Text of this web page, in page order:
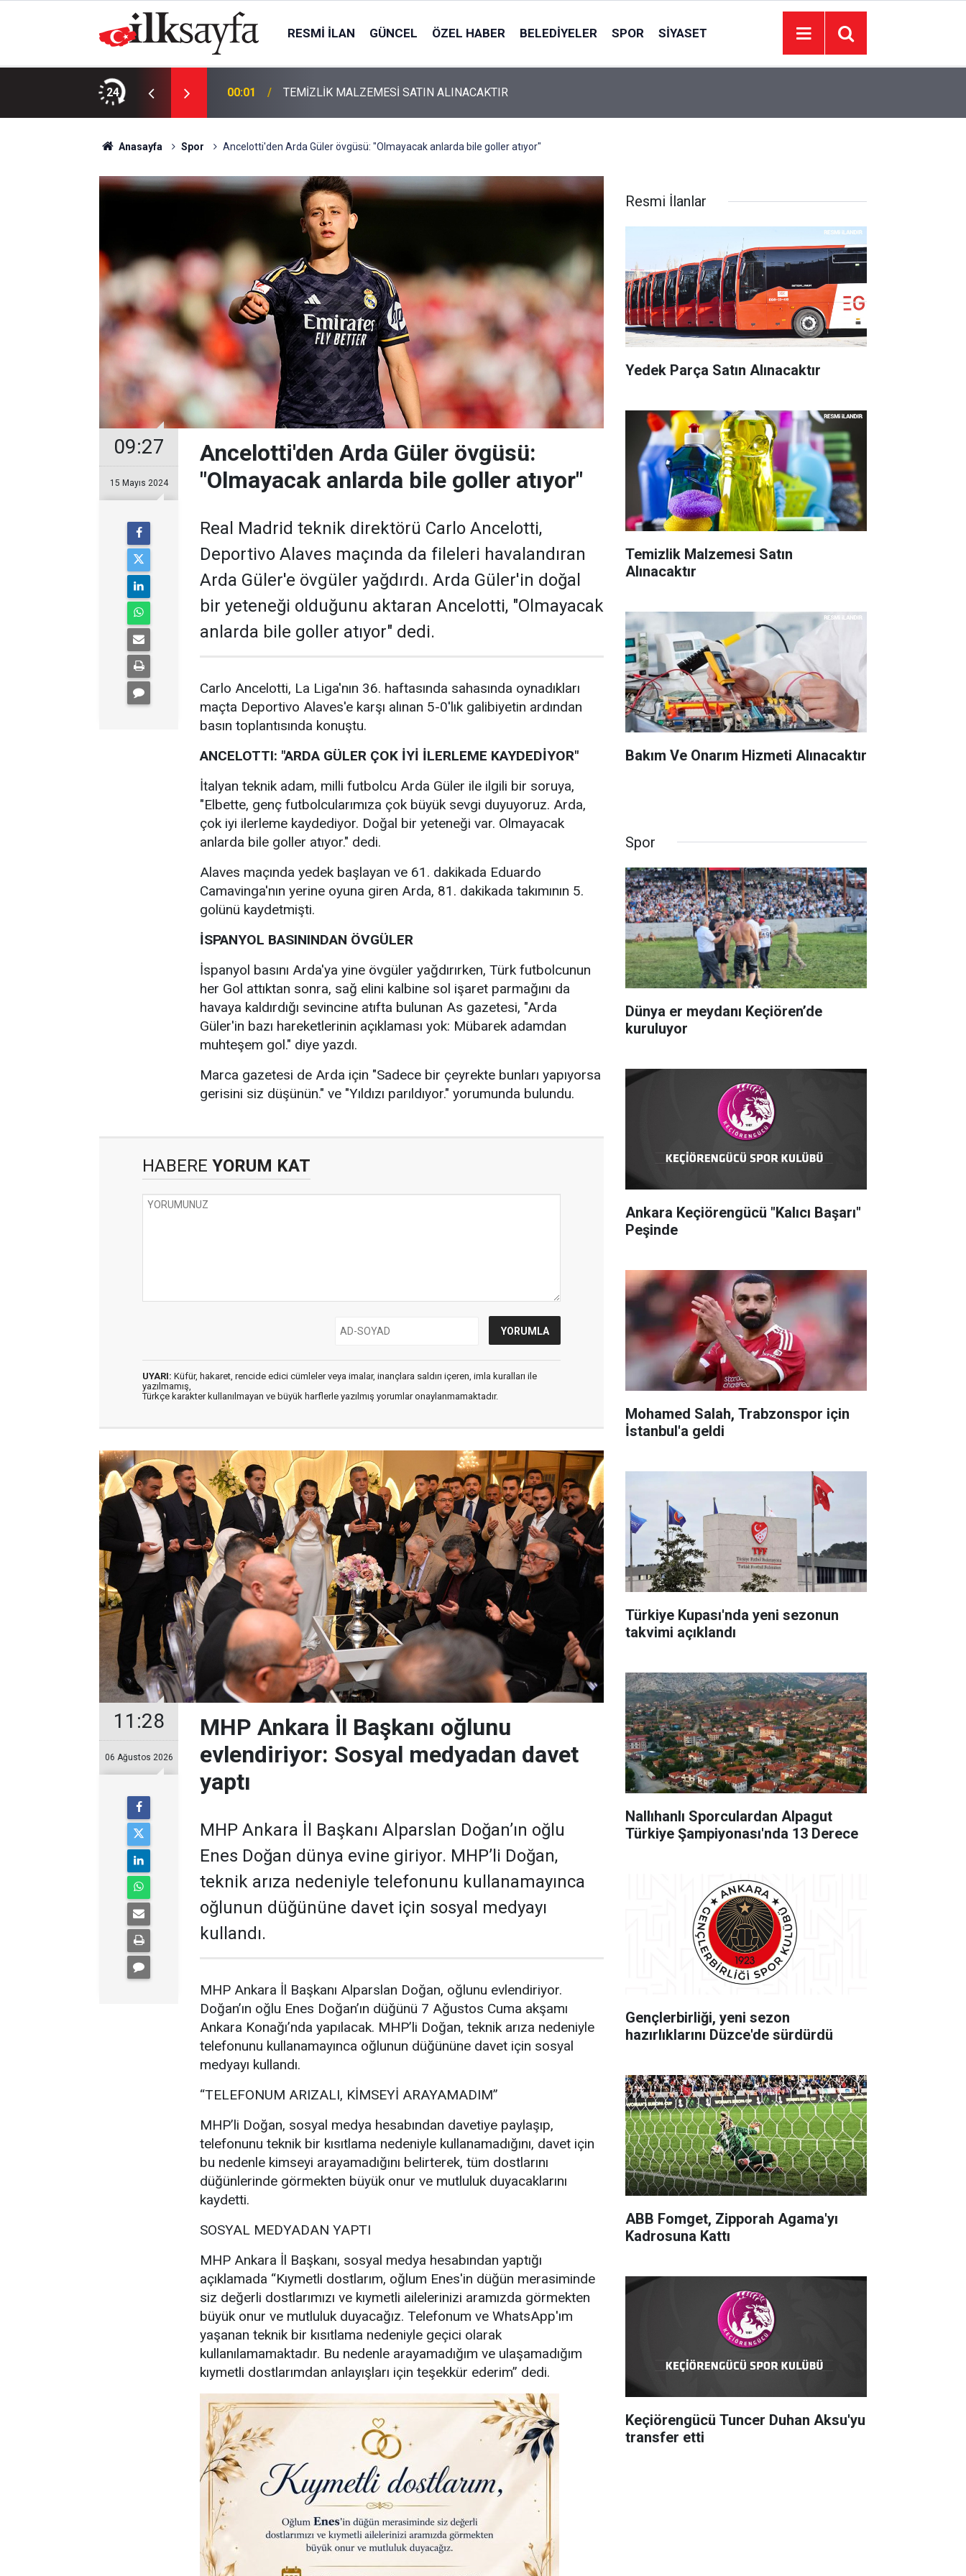
RESMI İLAN GÜNCEL ÖZEL HABER BELEDIYELER SPOR SIYASET
24 00:01 TEMİZLİK MALZEMESİ SATIN ALINACAKTIR
Anasayfa Spor Ancelotti'den Arda Güler övgüsü: "Olmayacak anlarda bile goller atıyor"
09:27
15 Mayıs 2024
Ancelotti'den Arda Güler övgüsü:
"Olmayacak anlarda bile goller atıyor"
Real Madrid teknik direktörü Carlo Ancelotti,
Deportivo Alaves maçında da fileleri havalandıran
Arda Güler'e övgüler yağdırdı. Arda Güler'in doğal
bir yeteneği olduğunu aktaran Ancelotti, "Olmayacak
anlarda bile goller atıyor" dedi.
Carlo Ancelotti, La Liga'nın 36. haftasında sahasında oynadıkları
maçta Deportivo Alaves'e karşı alınan 5-0'lık galibiyetin ardından
basın toplantısında konuştu.
ANCELOTTI: "ARDA GÜLER ÇOK İYİ İLERLEME KAYDEDİYOR"
İtalyan teknik adam, milli futbolcu Arda Güler ile ilgili bir soruya,
"Elbette, genç futbolcularımıza çok büyük sevgi duyuyoruz. Arda,
çok iyi ilerleme kaydediyor. Doğal bir yeteneği var. Olmayacak
anlarda bile goller atıyor." dedi.
Alaves maçında yedek başlayan ve 61. dakikada Eduardo
Camavinga'nın yerine oyuna giren Arda, 81. dakikada takımının 5.
golünü kaydetmişti.
İSPANYOL BASININDAN ÖVGÜLER
İspanyol basını Arda'ya yine övgüler yağdırırken, Türk futbolcunun
her Gol attıktan sonra, sağ elini kalbine sol işaret parmağını da
havaya kaldırdığı sevincine atıfta bulunan As gazetesi, "Arda
Güler'in bazı hareketlerinin açıklaması yok: Mübarek adamdan
muhteşem gol." diye yazdı.
Marca gazetesi de Arda için "Sadece bir çeyrekte bunları yapıyorsa
gerisini siz düşünün." ve "Yıldızı parıldıyor." yorumunda bulundu.
HABERE YORUM KAT
UYARI: Küfür, hakaret, rencide edici cümleler veya imalar, inançlara saldırı içeren, imla kuralları ile
yazılmamış,
Türkçe karakter kullanılmayan ve büyük harflerle yazılmış yorumlar onaylanmamaktadır.
11:28
06 Ağustos 2026
MHP Ankara İl Başkanı oğlunu
evlendiriyor: Sosyal medyadan davet
yaptı
MHP Ankara İl Başkanı Alparslan Doğan’ın oğlu
Enes Doğan dünya evine giriyor. MHP’li Doğan,
teknik arıza nedeniyle telefonunu kullanamayınca
oğlunun düğününe davet için sosyal medyayı
kullandı.
MHP Ankara İl Başkanı Alparslan Doğan, oğlunu evlendiriyor.
Doğan’ın oğlu Enes Doğan’ın düğünü 7 Ağustos Cuma akşamı
Ankara Konağı’nda yapılacak. MHP’li Doğan, teknik arıza nedeniyle
telefonunu kullanamayınca oğlunun düğününe davet için sosyal
medyayı kullandı.
“TELEFONUM ARIZALI, KİMSEYİ ARAYAMADIM”
MHP’li Doğan, sosyal medya hesabından davetiye paylaşıp,
telefonunu teknik bir kısıtlama nedeniyle kullanamadığını, davet için
bu nedenle kimseyi arayamadığını belirterek, tüm dostlarını
düğünlerinde görmekten büyük onur ve mutluluk duyacaklarını
kaydetti.
SOSYAL MEDYADAN YAPTI
MHP Ankara İl Başkanı, sosyal medya hesabından yaptığı
açıklamada “Kıymetli dostlarım, oğlum Enes'in düğün merasiminde
siz değerli dostlarımızı ve kıymetli ailelerinizi aramızda görmekten
büyük onur ve mutluluk duyacağız. Telefonum ve WhatsApp'ım
yaşanan teknik bir kısıtlama nedeniyle geçici olarak
kullanılamamaktadır. Bu nedenle arayamadığım ve ulaşamadığım
kıymetli dostlarımdan anlayışları için teşekkür ederim” dedi.
Resmi İlanlar
Yedek Parça Satın Alınacaktır
Temizlik Malzemesi Satın
Alınacaktır
Bakım Ve Onarım Hizmeti Alınacaktır
Spor
Dünya er meydanı Keçiören’de
kuruluyor
Ankara Keçiörengücü "Kalıcı Başarı"
Peşinde
Mohamed Salah, Trabzonspor için
İstanbul'a geldi
Türkiye Kupası'nda yeni sezonun
takvimi açıklandı
Nallıhanlı Sporculardan Alpagut
Türkiye Şampiyonası'nda 13 Derece
Gençlerbirliği, yeni sezon
hazırlıklarını Düzce'de sürdürdü
ABB Fomget, Zipporah Agama'yı
Kadrosuna Kattı
Keçiörengücü Tuncer Duhan Aksu'yu
transfer etti